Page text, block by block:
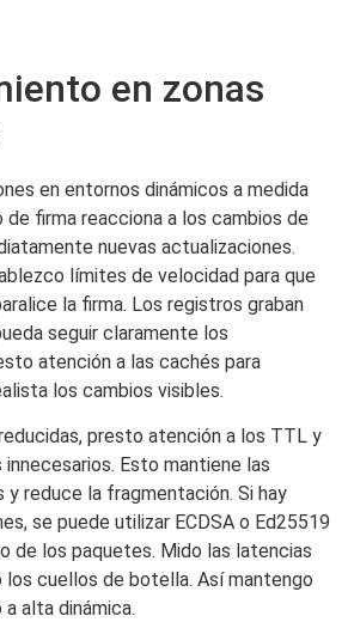
en zonas
en entornos dinámicos a medida
de firma reacciona a los cambios de
nuevas actualizaciones.
límites de velocidad para que
la firma. Los registros graban
seguir claramente los
atención a las cachés para
los cambios visibles.
presto atención a los TTL y
Esto mantiene las
y reduce la fragmentación. Si hay
se puede utilizar ECDSA o Ed25519
de los paquetes. Mido las latencias
los cuellos de botella. Así mantengo
alta dinámica.